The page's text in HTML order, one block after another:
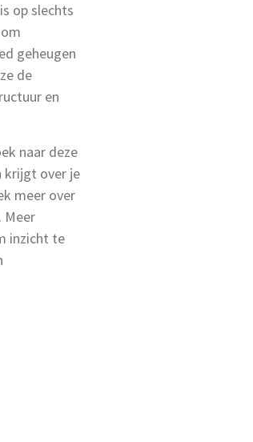
op slechts
geheugen
de
en
naar deze
krijgt over je
meer over
Meer
inzicht te